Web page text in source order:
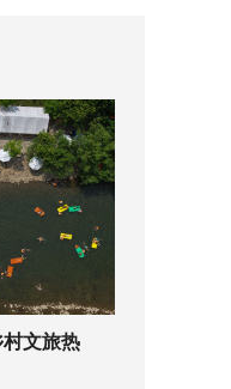
文旅热